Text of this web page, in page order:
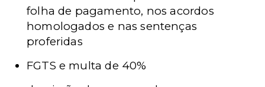
folha de pagamento, nos acordos
homologados e nas sentenças
proferidas
FGTS e multa de 40%